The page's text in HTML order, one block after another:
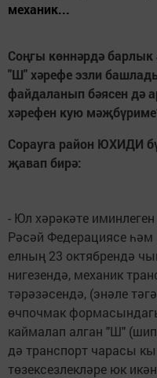
механик...
Соңгы көннәрдә барлык
"Ш" хәрефе эзли
файдаланып бәясен дә
хәрефен кую
Сорауга район ЮХИДИ
җавап бирә:
- Юл хәрәкәте
Рәсәй Федерациясе
елның 23 октябрендә
нигезендә, механик
тәрәзәсендә, (энәле
өчпочмак
каймалап алган "Ш"
дә транспорт чарасы
төзексезлекләре юк